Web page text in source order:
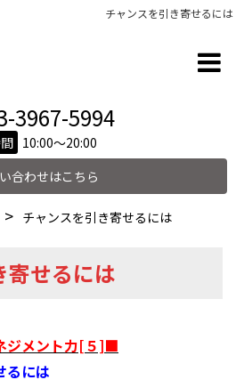
チャンスを引き寄せるには
3967-5994
10:00～20:00
合わせはこちら
チャンスを引き寄せるには
寄せるには
ジメント力[５]■
るには